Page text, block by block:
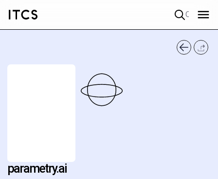
parametry.ai